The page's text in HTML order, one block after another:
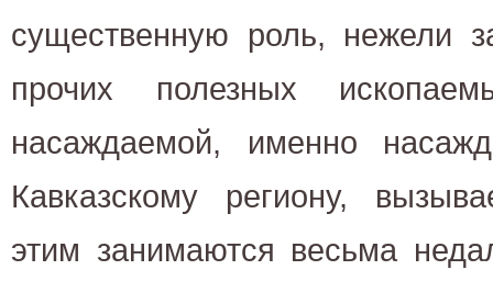
существенную роль, нежели
прочих полезных
насаждаемой, именно
Кавказскому региону,
этим занимаются весьма